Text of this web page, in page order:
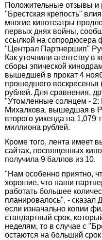
Положительные отзывы и
"Брестская крепость"
многие кинотеатры
первых днях войны,
ссылкой на сопродюсера
"Централ Партнершип"
Как уточнили агентству
сборы эпической
вышедшей в прокат 4
прошедшего воскресенья
рублей. Для сравнения,
"Утомленные солнцем - 2:
Михалкова, вышедшая в
второго уикенда на 1,079
миллиона рублей.
Кроме того, лента имеет
сайтах, посвященных
получила 9 баллов из 10.
"Нам особенно приятно,
хорошие, что наши
работать большее
планировалось", - сказал
если изначально копии
стандартный срок,
неделям, то в случае с
остаются на больший срок